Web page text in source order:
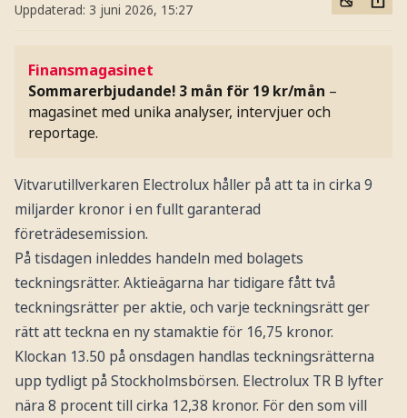
Uppdaterad: 3 juni 2026, 15:27
Finansmagasinet
Sommarerbjudande! 3 mån för 19 kr/mån –
magasinet med unika analyser, intervjuer och
reportage.
Vitvarutillverkaren Electrolux håller på att ta in cirka 9
miljarder kronor i en fullt garanterad
företrädesemission.
På tisdagen inleddes handeln med bolagets
teckningsrätter. Aktieägarna har tidigare fått två
teckningsrätter per aktie, och varje teckningsrätt ger
rätt att teckna en ny stamaktie för 16,75 kronor.
Klockan 13.50 på onsdagen handlas teckningsrätterna
upp tydligt på Stockholmsbörsen. Electrolux TR B lyfter
nära 8 procent till cirka 12,38 kronor. För den som vill